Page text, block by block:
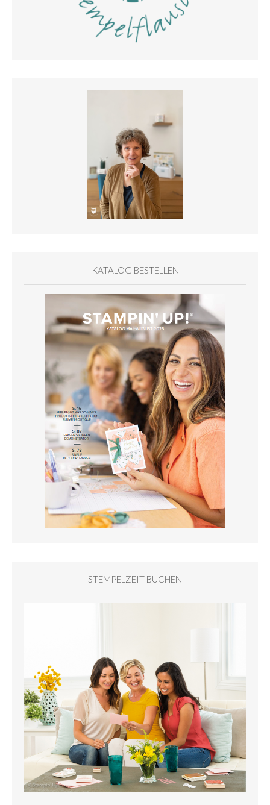
KATALOG BESTELLEN
STEMPELZEIT BUCHEN